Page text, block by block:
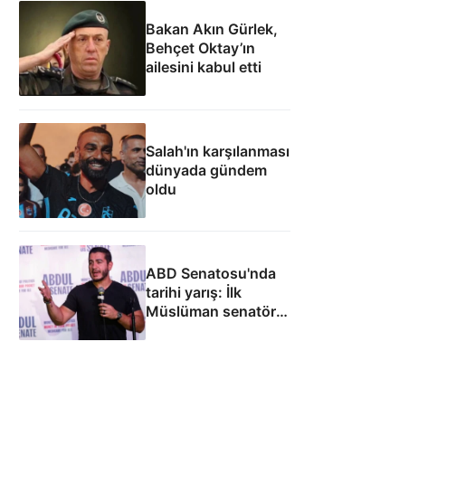
Bakan Akın Gürlek,
Behçet Oktay’ın
ailesini kabul etti
Salah'ın karşılanması
dünyada gündem
oldu
ABD Senatosu'nda
tarihi yarış: İlk
Müslüman senatör
olmaya hazırlanıyor